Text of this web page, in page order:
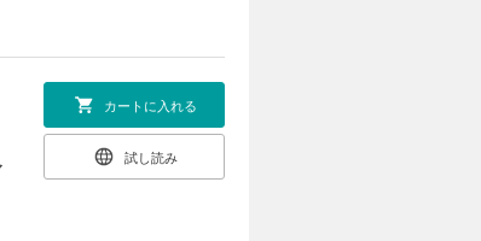
カートに入れる
試し読み